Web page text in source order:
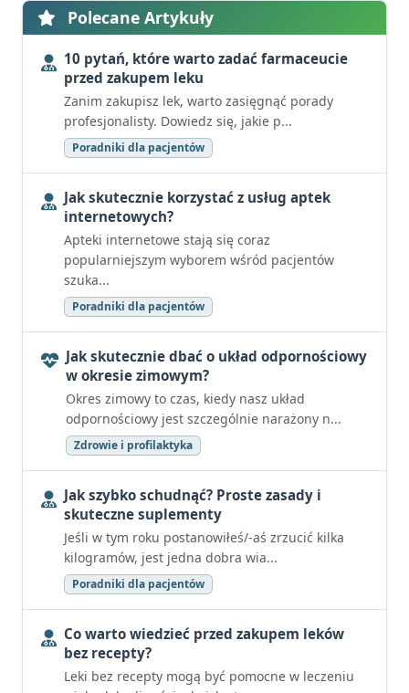
Polecane Artykuły
10 pytań, które warto zadać farmaceucie
przed zakupem leku
Zanim zakupisz lek, warto zasięgnąć porady
profesjonalisty. Dowiedz się, jakie p...
Poradniki dla pacjentów
Jak skutecznie korzystać z usług aptek
internetowych?
Apteki internetowe stają się coraz
popularniejszym wyborem wśród pacjentów
szuka...
Poradniki dla pacjentów
Jak skutecznie dbać o układ odpornościowy
w okresie zimowym?
Okres zimowy to czas, kiedy nasz układ
odpornościowy jest szczególnie narażony n...
Zdrowie i profilaktyka
Jak szybko schudnąć? Proste zasady i
skuteczne suplementy
Jeśli w tym roku postanowiłeś/-aś zrzucić kilka
kilogramów, jest jedna dobra wia...
Poradniki dla pacjentów
Co warto wiedzieć przed zakupem leków
bez recepty?
Leki bez recepty mogą być pomocne w leczeniu